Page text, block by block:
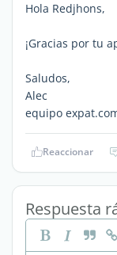
Hola Redjhons,
¡Gracias por tu
Saludos,
Alec
equipo
Reaccionar
Respuesta